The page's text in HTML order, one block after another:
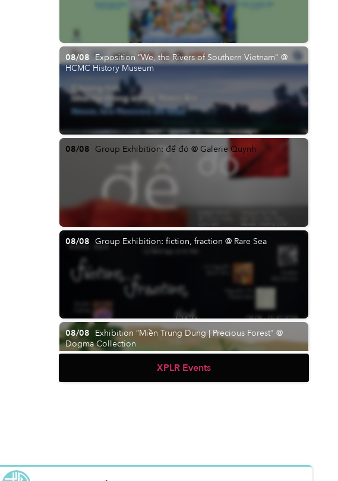
08/08 Exposition “We, the Rivers of Southern Vietnam" @
HCMC History Museum
08/08 Group Exhibition: để đó @ Galerie Quynh
08/08 Group Exhibition: fiction, fraction @ Rare Sea
08/08 Exhibition “Miền Trung Dung | Precious Forest" @
Dogma Collection
XPLR Events